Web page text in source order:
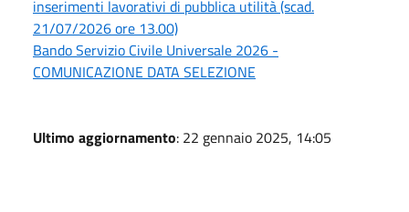
inserimenti lavorativi di pubblica utilità (scad.
21/07/2026 ore 13.00)
Bando Servizio Civile Universale 2026 -
COMUNICAZIONE DATA SELEZIONE
Ultimo aggiornamento: 22 gennaio 2025, 14:05